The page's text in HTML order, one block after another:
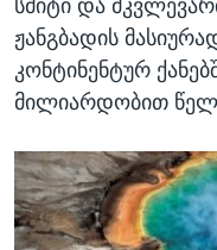
სმიტი და
ჟანგბადის
კონტინენტურ
მილიარდობით